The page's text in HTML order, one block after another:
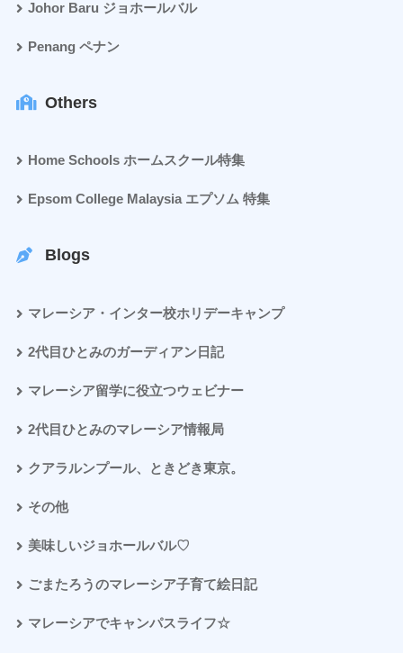
Johor Baru ジョホールバル
Penang ペナン
Others
Home Schools ホームスクール特集
Epsom College Malaysia エプソム 特集
Blogs
マレーシア・インター校ホリデーキャンプ
2代目ひとみのガーディアン日記
マレーシア留学に役立つウェビナー
2代目ひとみのマレーシア情報局
クアラルンプール、ときどき東京。
その他
美味しいジョホールバル♡
ごまたろうのマレーシア子育て絵日記
マレーシアでキャンパスライフ☆